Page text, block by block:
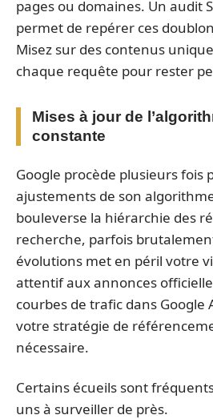
pages ou domaines. Un audit
permet de repérer ces
Misez sur des contenus
chaque requête pour rester
Mises à jour de
constante
Google procède plusieurs fois
ajustements de son
bouleverse la hiérarchie des
recherche, parfois
évolutions met en péril votre
attentif aux annonces
courbes de trafic dans Google
votre stratégie de
nécessaire.
Certains écueils sont
uns à surveiller de près.